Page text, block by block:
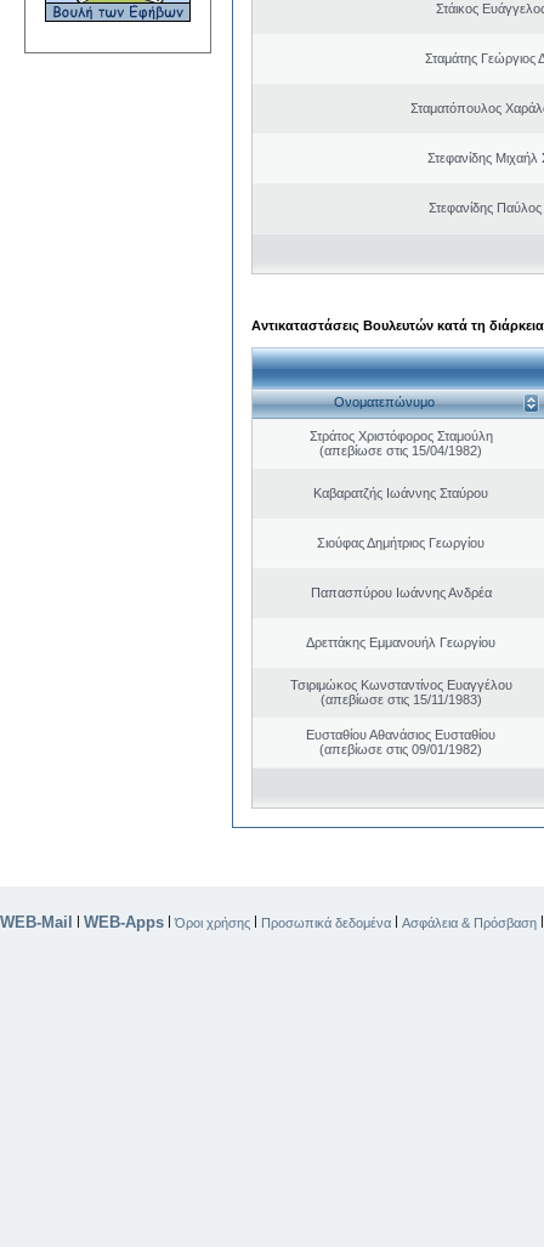
Στάικος
Σταμάτης Γεώργιος
Σταματόπουλος
Στεφανίδης
Στεφανίδης
Αντικαταστάσεις Βουλευτών κατά τη
Ονοματεπώνυμο
Στράτος Χριστόφορος Σταμούλη
(απεβίωσε στις 15/04/1982)
Καβαρατζής Ιωάννης Σταύρου
Σιούφας Δημήτριος Γεωργίου
Παπασπύρου Ιωάννης Ανδρέα
Δρεττάκης Εμμανουήλ Γεωργίου
Τσιριμώκος Κωνσταντίνος Ευαγγέλου
(απεβίωσε στις 15/11/1983)
Ευσταθίου Αθανάσιος Ευσταθίου
(απεβίωσε στις 09/01/1982)
WEB-Mail | WEB-Apps |Όροι χρήσης | Προσωπικά δεδομένα | Ασφάλεια & Πρόσβαση